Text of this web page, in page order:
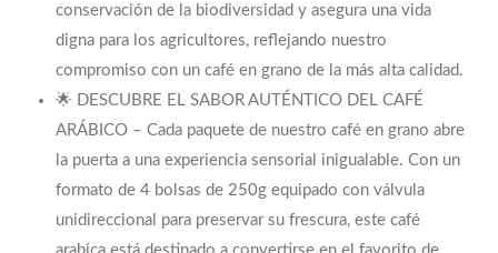
conservación de la biodiversidad y asegura una vida
digna para los agricultores, reflejando nuestro
compromiso con un café en grano de la más alta calidad.
🌟 DESCUBRE EL SABOR AUTÉNTICO DEL CAFÉ
ARÁBICO – Cada paquete de nuestro café en grano abre
la puerta a una experiencia sensorial inigualable. Con un
formato de 4 bolsas de 250g equipado con válvula
unidireccional para preservar su frescura, este café